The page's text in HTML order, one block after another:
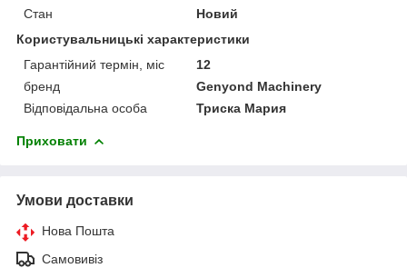
Стан
Новий
Користувальницькі характеристики
Гарантійний термін, міс
12
бренд
Genyond Machinery
Відповідальна особа
Триска Мария
Приховати
Умови доставки
Нова Пошта
Самовивіз